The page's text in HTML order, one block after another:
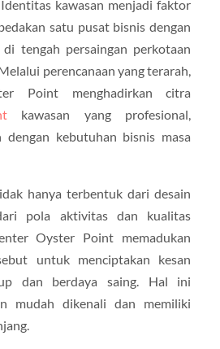
kawasan menjadi faktor
satu pusat bisnis dengan
tengah persaingan perkotaan
perencanaan yang terarah,
Point menghadirkan citra
kawasan yang profesional,
kebutuhan bisnis masa
hanya terbentuk dari desain
pola aktivitas dan kualitas
Oyster Point memadukan
untuk menciptakan kesan
dan berdaya saing. Hal ini
mudah dikenali dan memiliki